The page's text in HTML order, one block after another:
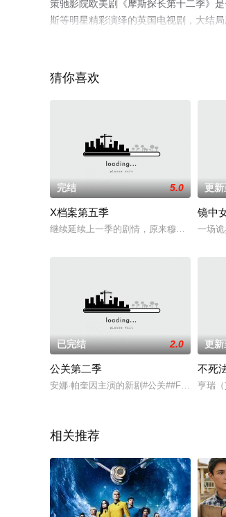
策驰影院欧美剧《摩斯探长第十二季》
斯等明星精彩演绎的英国电视剧，大结
猜你喜欢
完结 5.0
X档案第五季
继续延续上一季的剧情，原来穆德受了骗
更新
镜中
一场
已完结 2.0
公关第二季
安娜·帕奎因主演的新剧#公关##Flack#获
更新
不死
亨瑞
相关推荐